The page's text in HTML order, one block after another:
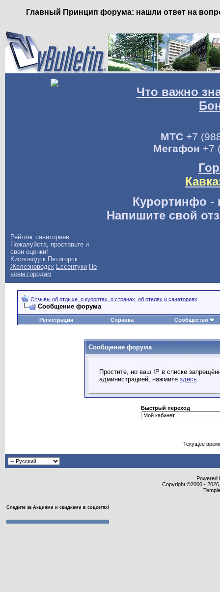
Главный Принцип форума: нашли ответ на
Что важно
МТС+7
Мегафон +7
Курортинфо -
Напишите свой
Рейтинг санаториев:
Пожалуйста, проставьте и
свои оценки!
Кисловодск Пятигорск
Железноводск Ессентуки По
всем городам
Отзывы об отдыхе, о курортах, о странах, об отелях и санаториях
Сообщение форума
Регистрация Справка Сообщество
Сообщение форума
Простите, но ваш IP в списке
администрацией, нажмите здесь.
Быстрый переход
Текущее
Powered
Copyright ©2000 -
Следите за Акциями и скидками в соцсетях!